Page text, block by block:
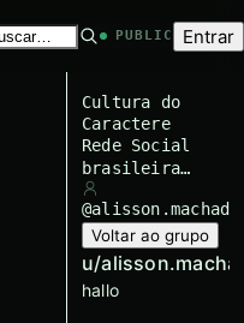
PUBLIC Entrar
Cultura do
Caractere
Rede Social
brasileira
tentando
trazer
informação pra
galera
@alisson.machado
Voltar ao grupo
u/
hallo